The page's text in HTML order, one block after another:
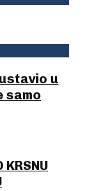
u
samo
KRSNU